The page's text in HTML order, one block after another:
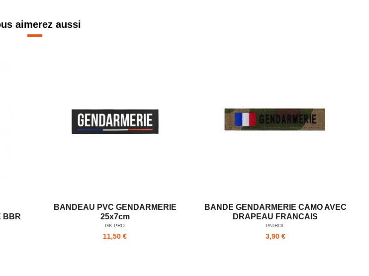
aimerez aussi
BBR
BANDEAU PVC GENDARMERIE
25x7cm
GK PRO
11,50 €
BANDE GENDARMERIE CAMO AVEC
DRAPEAU FRANCAIS
PATROL
3,90 €